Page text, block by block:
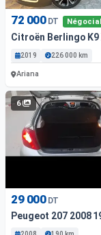
72 000 DT
Citroën Berlingo K9
2019 226 000 km
Ariana
6
29 000 DT
Peugeot 207 2008